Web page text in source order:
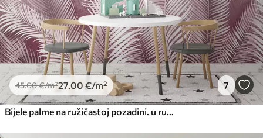
45.00€/m²27 .00 €/m² 7